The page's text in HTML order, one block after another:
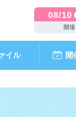
08/10
開場
イル 開